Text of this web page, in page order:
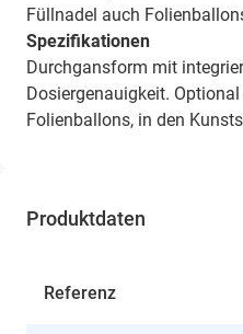
Füllnadel auch
Spezifikationen
Durchgansform mit
Dosiergenauigkeit.
Folienballons, in den
Produktdaten
Referenz